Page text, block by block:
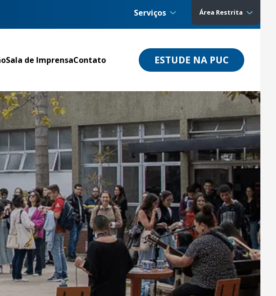
Serviços Área Restrita
Sala de ImprensaContato ESTUDE NA PUC